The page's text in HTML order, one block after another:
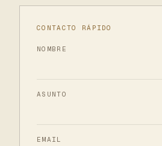
CONTACTO RÁPIDO
NOMBRE
ASUNTO
EMAIL